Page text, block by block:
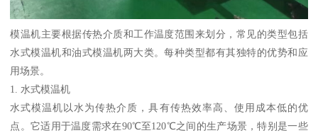
模温机主要根据传热介质和工作温度范围来划分，常见的类型包括
水式模温机和油式模温机两大类。每种类型都有其独特的优势和应
用场景。
1. 水式模温机
水式模温机以水为传热介质，具有传热效率高、使用成本低的优
点。它适用于温度需求在90℃至120℃之间的生产场景，特别是一些